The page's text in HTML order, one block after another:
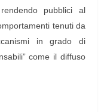
pubblici al
tenuti da
in grado di
come il diffuso